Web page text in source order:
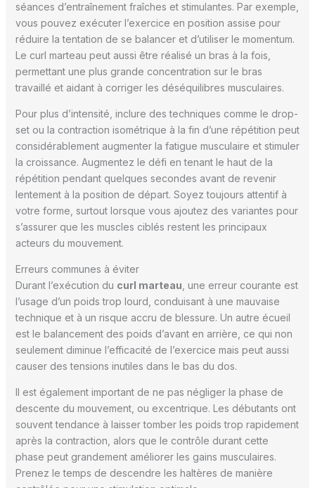
séances d’entraînement fraîches et stimulantes. Par exemple,
vous pouvez exécuter l’exercice en position assise pour
réduire la tentation de se balancer et d’utiliser le momentum.
Le curl marteau peut aussi être réalisé un bras à la fois,
permettant une plus grande concentration sur le bras
travaillé et aidant à corriger les déséquilibres musculaires.
Pour plus d’intensité, inclure des techniques comme le drop-
set ou la contraction isométrique à la fin d’une répétition peut
considérablement augmenter la fatigue musculaire et stimuler
la croissance. Augmentez le défi en tenant le haut de la
répétition pendant quelques secondes avant de revenir
lentement à la position de départ. Soyez toujours attentif à
votre forme, surtout lorsque vous ajoutez des variantes pour
s’assurer que les muscles ciblés restent les principaux
acteurs du mouvement.
Erreurs communes à éviter
Durant l’exécution du curl marteau , une erreur courante est
l’usage d’un poids trop lourd, conduisant à une mauvaise
technique et à un risque accru de blessure. Un autre écueil
est le balancement des poids d’avant en arrière, ce qui non
seulement diminue l’efficacité de l’exercice mais peut aussi
causer des tensions inutiles dans le bas du dos.
Il est également important de ne pas négliger la phase de
descente du mouvement, ou excentrique. Les débutants ont
souvent tendance à laisser tomber les poids trop rapidement
après la contraction, alors que le contrôle durant cette
phase peut grandement améliorer les gains musculaires.
Prenez le temps de descendre les haltères de manière